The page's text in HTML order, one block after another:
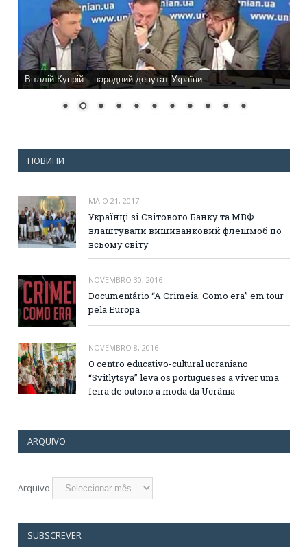
Віталій Купрій – народний депутат України
НОВИНИ
MAIO 21, 2017
Українці зі Світового Банку та МВФ
влаштували вишиванковий флешмоб по
всьому світу
NOVEMBRO 30, 2016
Documentário “A Crimeia. Como era” em tour
pela Europa
NOVEMBRO 8, 2016
O centro educativo-cultural ucraniano
“Svitlytsya” leva os portugueses a viver uma
feira de outono à moda da Ucrânia
ARQUIVO
Arquivo
SUBSCREVER